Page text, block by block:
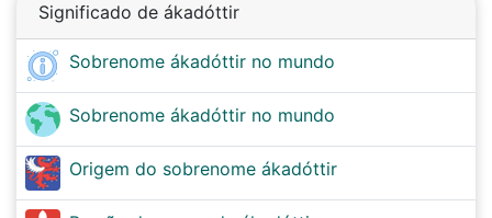
Significado de ákadóttir
Sobrenome ákadóttir no mundo
Sobrenome ákadóttir no mundo
Origem do sobrenome ákadóttir